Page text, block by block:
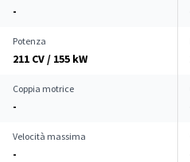
-
Potenza
211 CV / 155 kW
Coppia motrice
-
Velocità massima
-